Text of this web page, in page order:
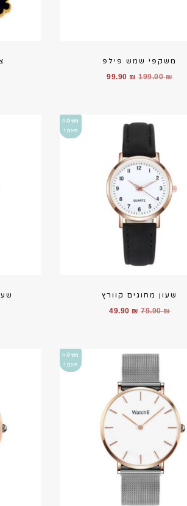
משקפי שמש פילפ
199.00₪
המחיר
199.00 ₪.
99.90 ₪
המחיר
משלוח
חינם !
שעון מחוגים קוורץ
79.90₪
המחיר
79.90 ₪.
49.90 ₪
המחיר
משלוח
חינם !